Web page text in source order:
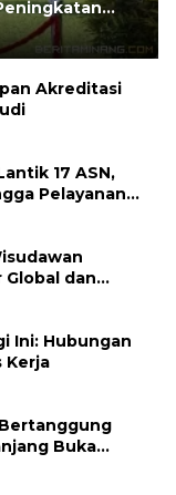
Akreditasi
17 ASN,
Ini: Hubungan